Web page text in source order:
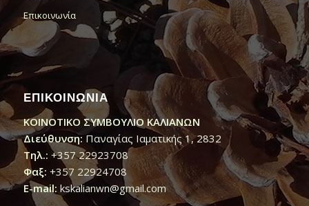
Επικοινωνία
ΕΠΙΚΟΙΝΩΝΙΑ
ΚΟΙΝΟΤΙΚΟ ΣΥΜΒΟΥΛΙΟ ΚΑΛΙΑΝΩΝ
Διεύθυνση:Παναγίας Ιαματικής 1, 2832
Τηλ.: +357 22923708
Φαξ: +357 22924708
E-mail: kskalianwn@gmail.com